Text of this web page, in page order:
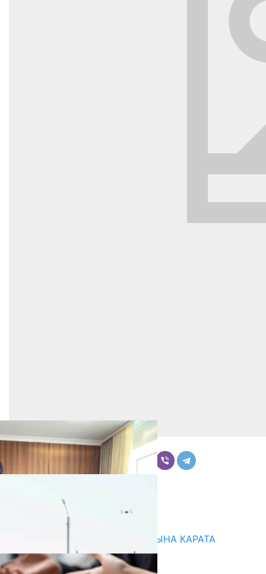
Бөлүшүү
Акыркы жаңылыктар
НАРЫНДА ЖАҢЫ ОКУУ ЖЫЛЫНА КАРАТА
ДАЯРДЫКТАР ТАЛКУУЛАНДЫ
07.08.2026